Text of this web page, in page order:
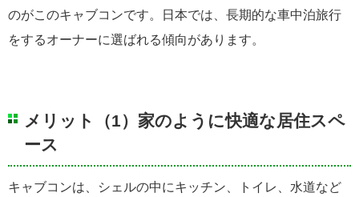
のがこのキャブコンです。日本では、長期的な車中泊旅行
をするオーナーに選ばれる傾向があります。
メリット（1）家のように快適な居住スペ
ース
キャブコンは、シェルの中にキッチン、トイレ、水道など